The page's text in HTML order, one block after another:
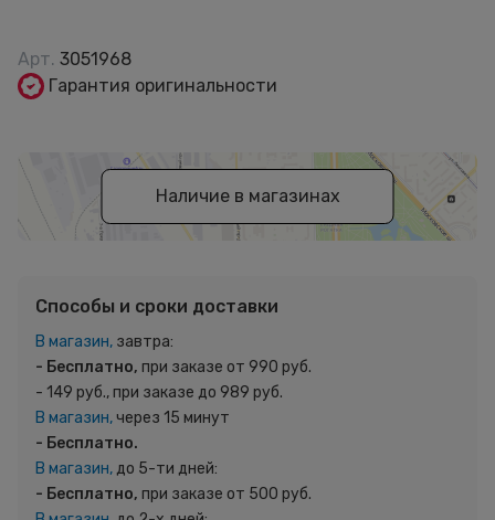
Арт. 3051968
Гарантия оригинальности
Наличие в магазинах
Способы и сроки доставки
В магазин, завтра:
- Бесплатно, при заказе от 990 руб.
- 149 руб., при заказе до 989 руб.
В магазин,через 15 минут
- Бесплатно.
В магазин,до 5-ти дней:
- Бесплатно, при заказе от 500 руб.